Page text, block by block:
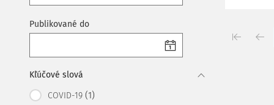
Publikované do
Kľúčové slová
COVID-19 (1)